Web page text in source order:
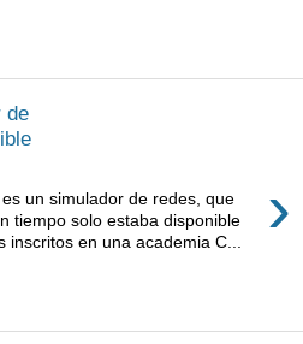
de
›
un simulador de redes, que
tiempo solo estaba disponible
inscritos en una academia C...